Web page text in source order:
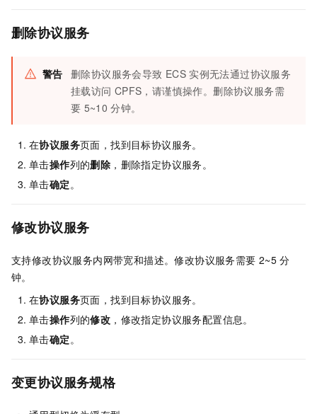
删除协议服务
警告 删除协议服务会导致 ECS 实例无法通过协议服务
挂载访问 CPFS，请谨慎操作。删除协议服务需
要 5~10 分钟。
在协议服务页面，找到目标协议服务。
单击操作列的删除 ，删除指定协议服务。
单击确定 。
修改协议服务
支持修改协议服务内网带宽和描述。修改协议服务需要 2~5 分
钟。
在协议服务页面，找到目标协议服务。
单击操作列的修改 ，修改指定协议服务配置信息。
单击确定 。
变更协议服务规格